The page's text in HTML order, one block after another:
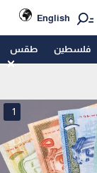
English
فلسطين طقس
1